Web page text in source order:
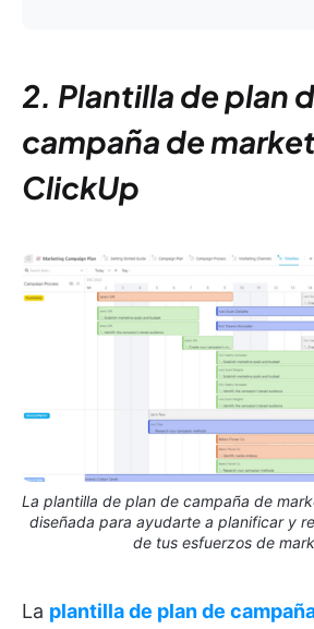
2. Plantilla de plan
campaña de
ClickUp
La plantilla de plan de campaña de
diseñada para ayudarte a planificar y
de tus esfuerzos de
La plantilla de plan de